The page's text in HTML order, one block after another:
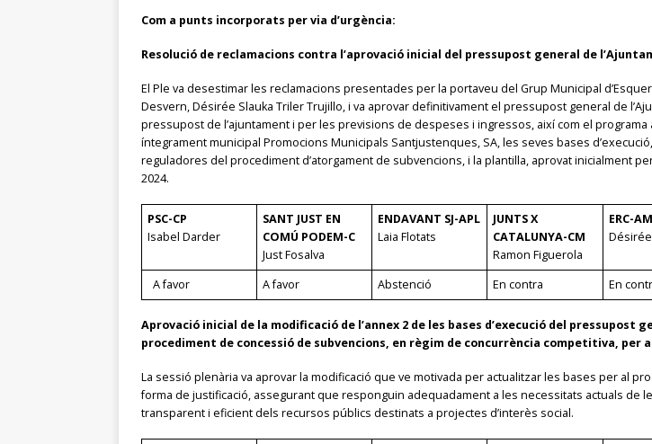
Com a punts incorporats per via d’urgència:
Resolució de reclamacions contra l’aprovació inicial del pressupost general de
El Ple va desestimar les reclamacions presentades per la portaveu del Grup Municipal
Desvern, Désirée Slauka Triler Trujillo, i va aprovar definitivament el pressupost general de
pressupost de l’ajuntament i per les previsions de despeses i ingressos, així com el
íntegrament municipal Promocions Municipals Santjustenques, SA, les seves bases
reguladores del procediment d’atorgament de subvencions, i la plantilla, aprovat inicialment
2024.
PSC-CP
Isabel Darder
SANT JUST EN
COMÚ PODEM-C
Just Fosalva
ENDAVANT SJ-APL
Laia Flotats
JUNTS X
CATALUNYA-CM
Ramon Figuerola
ERC-AM
A favor A favor Abstenció En contra En
Aprovació inicial de la modificació de l’annex 2 de les bases d’execució del pressupost
procediment de concessió de subvencions, en règim de concurrència competitiva,
La sessió plenària va aprovar la modificació que ve motivada per actualitzar les bases per al
forma de justificació, assegurant que responguin adequadament a les necessitats actuals de
transparent i eficient dels recursos públics destinats a projectes d’interès social.